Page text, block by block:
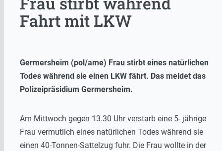
Fahrt mit LKW
Germersheim (pol/ame) Frau stirbt eines natürlichen
Todes während sie einen LKW fährt. Das meldet das
Polizeipräsidium Germersheim.
Am Mittwoch gegen 13.30 Uhr verstarb eine 5- jährige
Frau vermutlich eines natürlichen Todes während sie
einen 40-Tonnen-Sattelzug fuhr. Die Frau wollte in der